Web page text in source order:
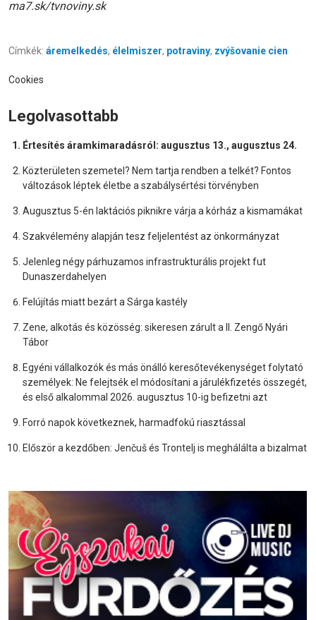
ma7.sk/tvnoviny.sk
Címkék: áremelkedés, élelmiszer, potraviny, zvýšovanie cien
Cookies
Legolvasottabb
Értesítés áramkimaradásról: augusztus 13., augusztus 24.
Közterületen szemetel? Nem tartja rendben a telkét? Fontos
változások léptek életbe a szabálysértési törvényben
Augusztus 5-én laktációs piknikre várja a kórház a kismamákat
Szakvélemény alapján tesz feljelentést az önkormányzat
Jelenleg négy párhuzamos infrastrukturális projekt fut
Dunaszerdahelyen
Felújítás miatt bezárt a Sárga kastély
Zene, alkotás és közösség: sikeresen zárult a II. Zengő Nyári
Tábor
Egyéni vállalkozók és más önálló keresőtevékenységet folytató
személyek: Ne felejtsék el módosítani a járulékfizetés összegét,
és első alkalommal 2026. augusztus 10-ig befizetni azt
Forró napok következnek, harmadfokú riasztással
Először a kezdőben: Jenčuš és Trontelj is meghálálta a bizalmat